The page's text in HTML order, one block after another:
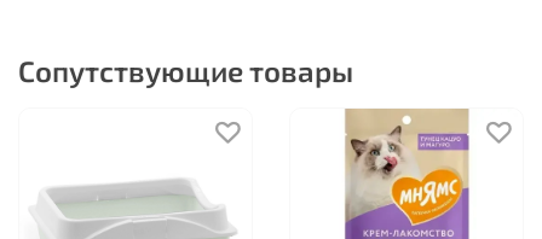
Сопутствующие товары